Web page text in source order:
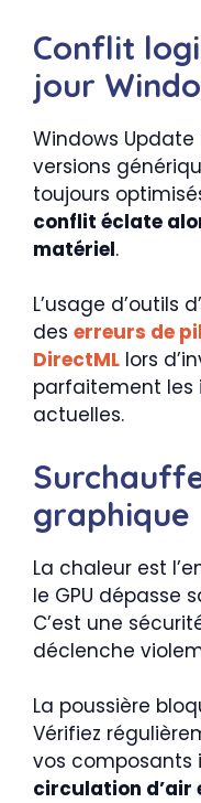
Conflit
jour
Windows
versions
toujours
conflit éclate
matériel.
L’usage d’outils
des erreurs de
DirectML lors
parfaitement les
actuelles.
graphique
La chaleur est
le GPU dépasse
C’est une
déclenche
La poussière
Vérifiez
vos composants
circulation d’air